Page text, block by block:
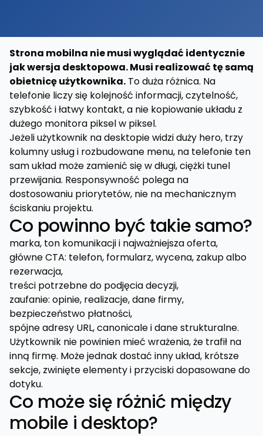
Strona mobilna nie musi wyglądać identycznie
jak wersja desktopowa. Musi realizować tę samą
obietnicę użytkownika. To duża różnica. Na
telefonie liczy się kolejność informacji, czytelność,
szybkość i łatwy kontakt, a nie kopiowanie układu z
dużego monitora piksel w piksel.
Jeżeli użytkownik na desktopie widzi duży hero, trzy
kolumny usług i rozbudowane menu, na telefonie ten
sam układ może zamienić się w długi, ciężki tunel
przewijania. Responsywność polega na
dostosowaniu priorytetów, nie na mechanicznym
ściskaniu projektu.
Co powinno być takie samo?
marka, ton komunikacji i najważniejsza oferta,
główne CTA: telefon, formularz, wycena, zakup albo
rezerwacja,
treści potrzebne do podjęcia decyzji,
zaufanie: opinie, realizacje, dane firmy,
bezpieczeństwo płatności,
spójne adresy URL, canonicale i dane strukturalne.
Użytkownik nie powinien mieć wrażenia, że trafił na
inną firmę. Może jednak dostać inny układ, krótsze
sekcje, zwinięte elementy i przyciski dopasowane do
dotyku.
Co może się różnić między
mobile i desktop?